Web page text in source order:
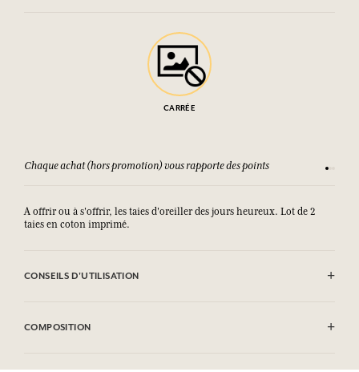
CARRÉE
Chaque achat (hors promotion) vous rapporte des points
A offrir ou à s'offrir, les taies d'oreiller des jours heureux. Lot de 2
taies en coton imprimé.
CONSEILS D'UTILISATION
COMPOSITION